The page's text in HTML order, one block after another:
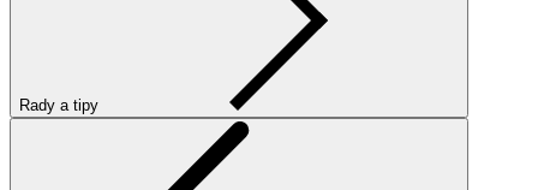
Rady a tipy